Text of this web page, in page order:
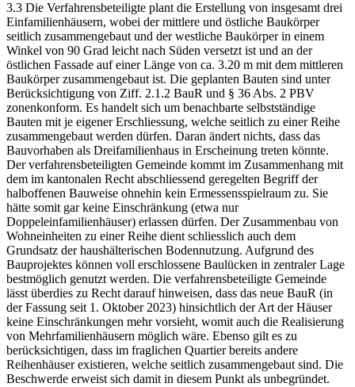
3.3 Die Verfahrensbeteiligte plant die Erstellung von insgesamt drei
Einfamilienhäusern, wobei der mittlere und östliche Baukörper
seitlich zusammengebaut und der westliche Baukörper in einem
Winkel von 90 Grad leicht nach Süden versetzt ist und an der
östlichen Fassade auf einer Länge von ca. 3.20 m mit dem mittleren
Baukörper zusammengebaut ist. Die geplanten Bauten sind unter
Berücksichtigung von Ziff. 2.1.2 BauR und § 36 Abs. 2 PBV
zonenkonform. Es handelt sich um benachbarte selbstständige
Bauten mit je eigener Erschliessung, welche seitlich zu einer Reihe
zusammengebaut werden dürfen. Daran ändert nichts, dass das
Bauvorhaben als Dreifamilienhaus in Erscheinung treten könnte.
Der verfahrensbeteiligten Gemeinde kommt im Zusammenhang mit
dem im kantonalen Recht abschliessend geregelten Begriff der
halboffenen Bauweise ohnehin kein Ermessensspielraum zu. Sie
hätte somit gar keine Einschränkung (etwa nur
Doppeleinfamilienhäuser) erlassen dürfen. Der Zusammenbau von
Wohneinheiten zu einer Reihe dient schliesslich auch dem
Grundsatz der haushälterischen Bodennutzung. Aufgrund des
Bauprojektes können voll erschlossene Baulücken in zentraler Lage
bestmöglich genutzt werden. Die verfahrensbeteiligte Gemeinde
lässt überdies zu Recht darauf hinweisen, dass das neue BauR (in
der Fassung seit 1. Oktober 2023) hinsichtlich der Art der Häuser
keine Einschränkungen mehr vorsieht, womit auch die Realisierung
von Mehrfamilienhäusern möglich wäre. Ebenso gilt es zu
berücksichtigen, dass im fraglichen Quartier bereits andere
Reihenhäuser existieren, welche seitlich zusammengebaut sind. Die
Beschwerde erweist sich damit in diesem Punkt als unbegründet.